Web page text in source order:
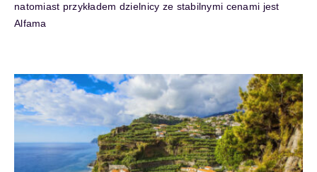
natomiast przykładem dzielnicy ze stabilnymi cenami jest
Alfama